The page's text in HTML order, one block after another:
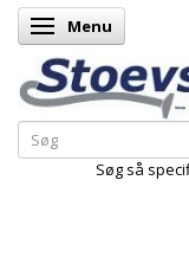
Skifte navigation
Menu
Søg så